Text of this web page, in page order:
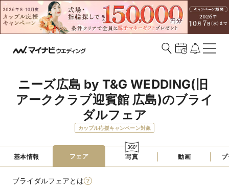
ニーズ広島 by T&G WEDDING(旧
アーククラブ迎賓館 広島)のブライ
ダルフェア
カップル応援キャンペーン対象
基本情報 フェア 写真 動画
ブライダルフェアとは